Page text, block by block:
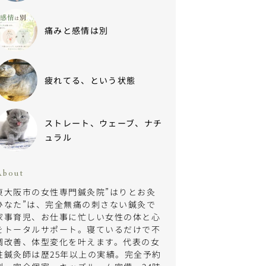
痛みと感情は別
疲れてる、という状態
ストレート、ウェーブ、ナチ
ュラル
大阪市の女性専門鍼灸院”はりとお灸
なた”は、完全無痛の刺さない鍼灸で
事育児、お仕事に忙しい女性の体と心
トータルサポート。寝ているだけで不
改善、体型変化を叶えます。代表の女
鍼灸師は歴25年以上の実績。完全予約